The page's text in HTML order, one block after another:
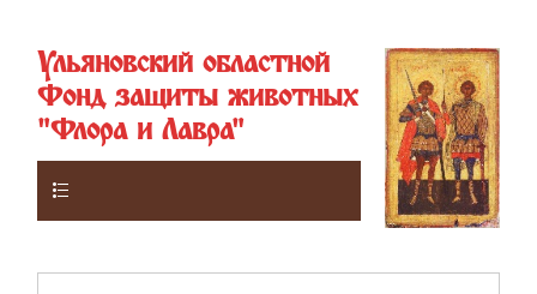
Ульяновский областной
Фонд защиты животных
"Флора и Лавра"